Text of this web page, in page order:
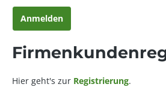
Anmelden
Hier geht's zur Registrierung.